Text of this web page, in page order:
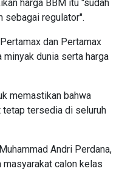
harga BBM itu "sudah
sebagai regulator".
dan Pertamax
minyak dunia serta harga
memastikan bahwa
tersedia di seluruh
Andri Perdana,
calon kelas